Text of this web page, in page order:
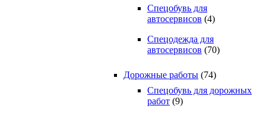
Спецобувь для
автосервисов (4)
Спецодежда для
автосервисов (70)
Дорожные работы (74)
Спецобувь для дорожных
работ (9)